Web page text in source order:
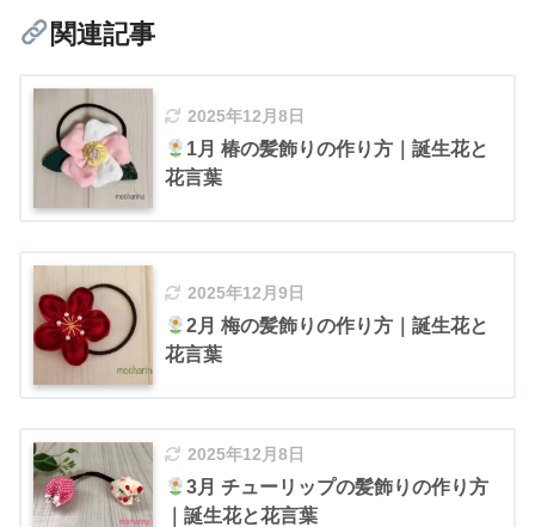
関連記事
2025年12月8日
1月 椿の髪飾りの作り方｜誕生花と
花言葉
2025年12月9日
2月 梅の髪飾りの作り方｜誕生花と
花言葉
2025年12月8日
3月 チューリップの髪飾りの作り方
｜誕生花と花言葉